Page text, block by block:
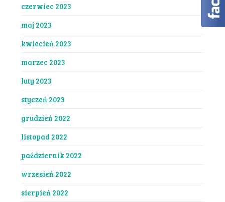
czerwiec 2023
maj 2023
kwiecień 2023
marzec 2023
luty 2023
styczeń 2023
grudzień 2022
listopad 2022
październik 2022
wrzesień 2022
sierpień 2022